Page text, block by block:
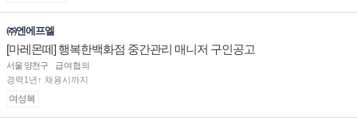
㈜엔에프엘
[마레몬떼] 행복한백화점 중간관리 매니저 구인공고
서울 양천구
급여협의
경력1년↑ 채용시까지
여성복